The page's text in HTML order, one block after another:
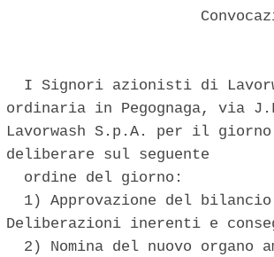
I Signori azionisti di
ordinaria in Pegognaga, via
Lavorwash S.p.A. per il
deliberare sul seguente
  ordine del giorno:
1) Approvazione del
Deliberazioni inerenti e
2) Nomina del nuovo organo